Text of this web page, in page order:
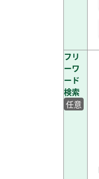
フリ
ーワ
ード
検索
任意